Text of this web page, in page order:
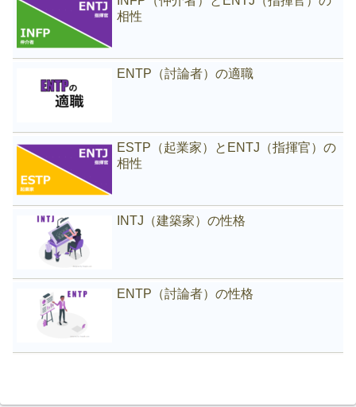
相性
ENTP（討論者）の適職
ESTP（起業家）とENTJ（指揮官）の
相性
INTJ（建築家）の性格
ENTP（討論者）の性格